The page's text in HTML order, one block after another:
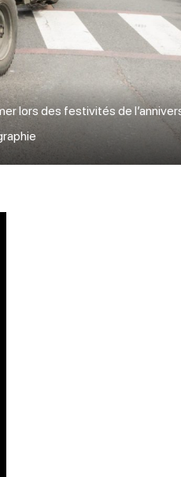
lors des festivités de